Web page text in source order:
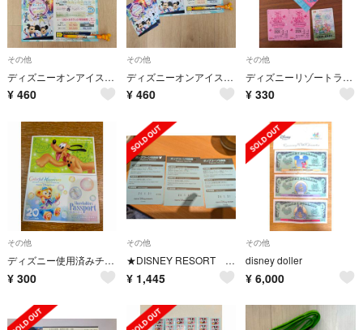
その他
ディズニーオンアイス名古屋 特別割引券 非売品ポストカード付き
¥ 460
その他
ディズニーオンアイス名古屋 特別割引券 非売品ポストカード付き
¥ 460
その他
ディズニーリゾートライン ファンダフル・デイズ 1日パス 使用済み ダッフィー
¥ 330
その他
ディズニー使用済みチケット
¥ 300
その他
★DISNEY RESORT 3枚目
¥ 1,445
その他
disney doller
¥ 6,000